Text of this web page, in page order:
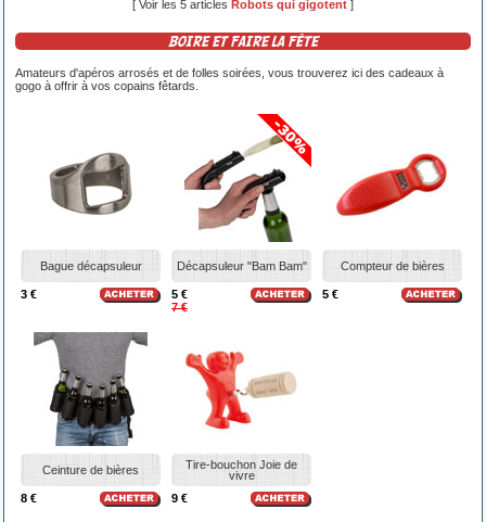
[ Voir les 5 articles Robots qui gigotent ]
BOIRE ET FAIRE LA FÊTE
Amateurs d'apéros arrosés et de folles soirées, vous trouverez ici des cadeaux à
gogo à offrir à vos copains fêtards.
Bague décapsuleur
3 €
Décapsuleur "Bam Bam"
5 €
7 €
Compteur de bières
5 €
Ceinture de bières
8 €
Tire-bouchon Joie de
vivre
9 €